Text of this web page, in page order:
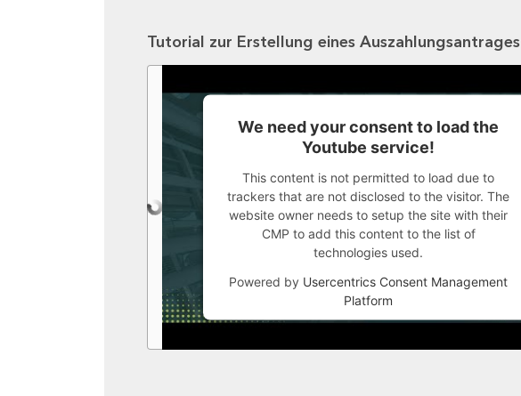
Tutorial zur Erstellung eines Auszahlungsantrages
We need your consent to load the
Youtube service!
This content is not permitted to load due to
trackers that are not disclosed to the visitor. The
website owner needs to setup the site with their
CMP to add this content to the list of
technologies used.
Powered by Usercentrics Consent Management
Platform